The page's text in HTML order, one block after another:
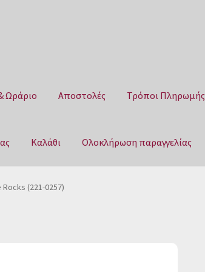
Ωράριο Αποστολές Τρόποι Πληρωμής
Καλάθι Ολοκλήρωση παραγγελίας
Αποστολές Τρόποι Πληρωμής
Rocks (221-0257)